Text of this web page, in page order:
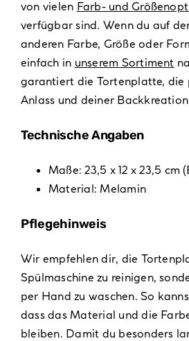
von vielen Farb- und
verfügbar sind. Wenn du auf
anderen Farbe, Größe oder
einfach in unserem Sortiment
garantiert die Tortenplatte, die
Anlass und deiner
Technische Angaben
Maße: 23,5 x 12 x 23,5 cm
Material: Melamin
Pflegehinweis
Wir empfehlen dir, die
Spülmaschine zu reinigen,
per Hand zu waschen. So
dass das Material und die
bleiben. Damit du besonders